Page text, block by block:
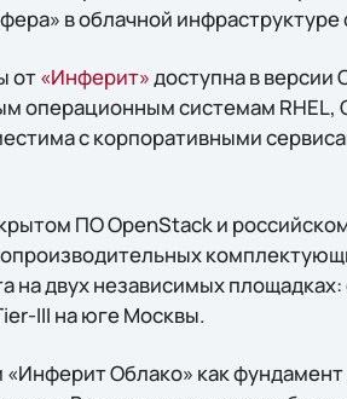
в облачной инфраструктуре
от«Инферит»доступна в
операционным системам RHEL,
с корпоративными
ПО OpenStack и
на двух независимых
III на юге Москвы.
Облако» как